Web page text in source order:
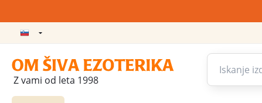
Z vami od leta 1998